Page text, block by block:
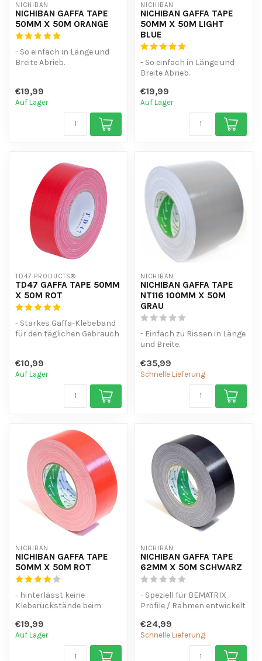
NICHIBAN
NICHIBAN GAFFA TAPE
50MM X 50M ORANGE
- So einfach in Länge und
Breite Abrieb.
€19,99
Auf Lager
NICHIBAN
NICHIBAN GAFFA TAPE
50MM X 50M LIGHT
BLUE
- So einfach in Länge und
Breite Abrieb.
- hinterlässt keine Kl...
€19,99
Auf Lager
TD47 PRODUCTS®
TD47 GAFFA TAPE 50MM
X 50M ROT
- Starkes Gaffa-Klebeband
für den täglichen Gebrauch
€10,99
Auf Lager
NICHIBAN
NICHIBAN GAFFA TAPE
NT116 100MM X 50M
GRAU
- Einfach zu Rissen in Länge
und Breite.
- hinterlässt keine Kl...
€35,99
Schnelle Lieferung
NICHIBAN
NICHIBAN GAFFA TAPE
50MM X 50M ROT
- hinterlässt keine
Kleberückstände beim
- So einfach in Länge und B...
€19,99
Auf Lager
NICHIBAN
NICHIBAN GAFFA TAPE
62MM X 50M SCHWARZ
- Speziell für BEMATRIX
Profile / Rahmen entwickelt
Breit...
€24,99
Schnelle Lieferung